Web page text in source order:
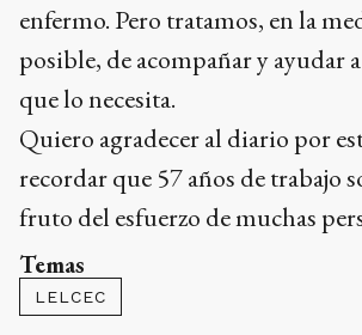
enfermo. Pero tratamos, en la
posible, de acompañar y ayudar
que lo necesita.
Quiero agradecer al diario por
recordar que 57 años de trabajo
fruto del esfuerzo de muchas
Temas
LELCEC